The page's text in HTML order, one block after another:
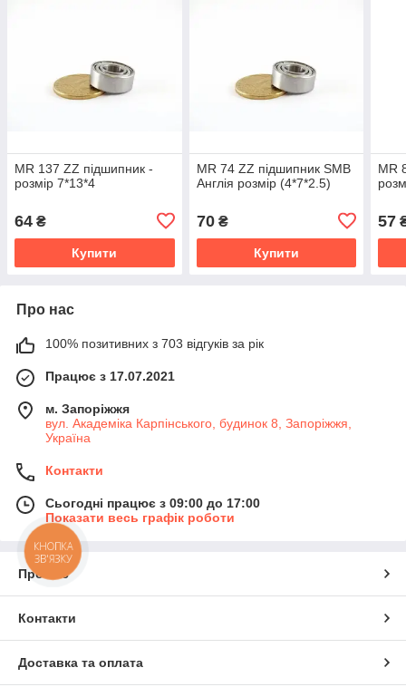
MR 137 ZZ підшипник -
розмір 7*13*4
64 ₴
Купити
MR 74 ZZ підшипник SMB
Англія розмір (4*7*2.5)
70₴
Купити
MR
57
Про нас
100% позитивних з 703 відгуків за рік
Працює з 17.07.2021
м. Запоріжжя
вул. Академіка Карпінського, будинок 8, Запоріжжя,
Україна
Контакти
Сьогодні працює з 09:00 до 17:00
Показати весь графік роботи
Про нас
Контакти
Доставка та оплата
КНОПКА
ЗВ'ЯЗКУ